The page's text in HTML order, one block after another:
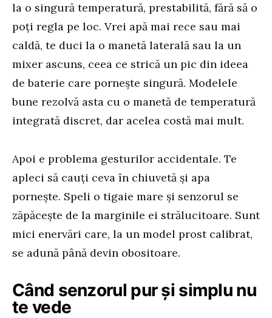
la o singură temperatură, prestabilită, fără să o
poți regla pe loc. Vrei apă mai rece sau mai
caldă, te duci la o manetă laterală sau la un
mixer ascuns, ceea ce strică un pic din ideea
de baterie care pornește singură. Modelele
bune rezolvă asta cu o manetă de temperatură
integrată discret, dar acelea costă mai mult.
Apoi e problema gesturilor accidentale. Te
apleci să cauți ceva în chiuvetă și apa
pornește. Speli o tigaie mare și senzorul se
zăpăcește de la marginile ei strălucitoare. Sunt
mici enervări care, la un model prost calibrat,
se adună până devin obositoare.
Când senzorul pur și simplu nu
te vede